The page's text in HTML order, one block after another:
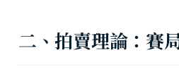
二、拍賣理論：賽